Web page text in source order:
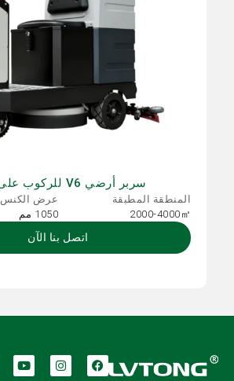
سربر أرضي V6 للركوب على الأرضيات V6
المنطقة المطبقة
عرض الكنس
2000-4000㎡
1050 مم
اتصل بنا الآن